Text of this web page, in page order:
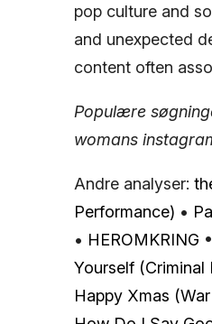
pop culture and
and unexpected
content often
Populære
womans
Andre analyser:
Performance) •
• HEROMKRING •
Yourself (Criminal
Happy Xmas